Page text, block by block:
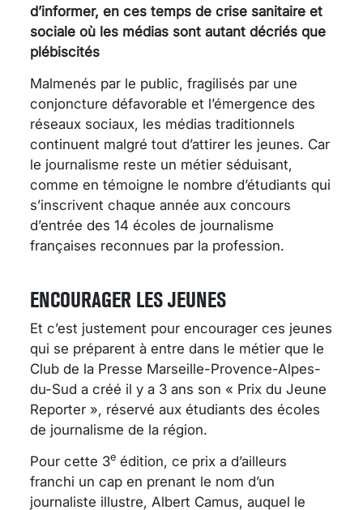
d’informer, en ces temps de crise sanitaire et
sociale où les médias sont autant décriés que
plébiscités
Malmenés par le public, fragilisés par une
conjoncture défavorable et l’émergence des
réseaux sociaux, les médias traditionnels
continuent malgré tout d’attirer les jeunes. Car
le journalisme reste un métier séduisant,
comme en témoigne le nombre d’étudiants qui
s’inscrivent chaque année aux concours
d’entrée des 14 écoles de journalisme
françaises reconnues par la profession.
ENCOURAGER LES JEUNES
Et c’est justement pour encourager ces jeunes
qui se préparent à entre dans le métier que le
Club de la Presse Marseille-Provence-Alpes-
du-Sud a créé il y a 3 ans son « Prix du Jeune
Reporter », réservé aux étudiants des écoles
de journalisme de la région.
Pour cette 3e édition, ce prix a d’ailleurs
franchi un cap en prenant le nom d’un
journaliste illustre, Albert Camus, auquel le